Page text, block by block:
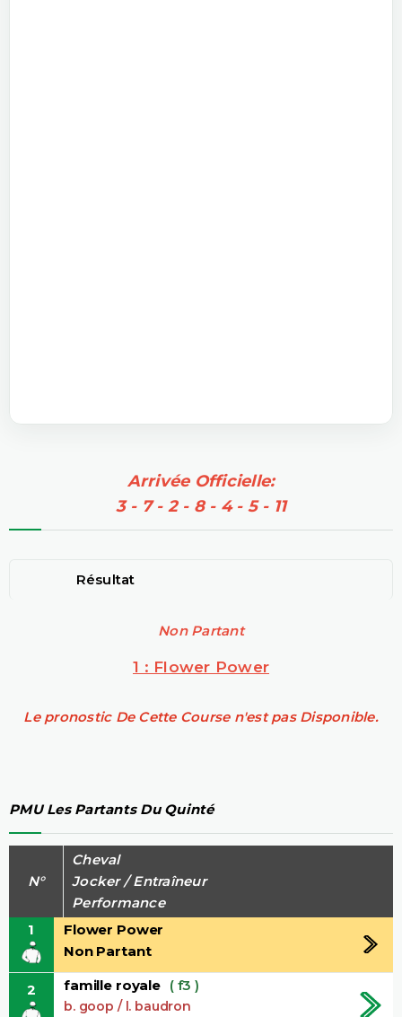
Arrivée Officielle:
3 - 7 - 2 - 8 - 4 - 5 - 11
Résultat
Non Partant
1 : Flower Power
Le pronostic De Cette Course n'est pas Disponible.
PMU Les Partants Du Quinté
N°
Cheval
Jocker / Entraîneur
Performance
1
Flower Power
Non Partant
2 famille royale ( f3 )
b. goop / l. baudron